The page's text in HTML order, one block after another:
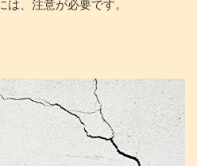
は、注意が必要です。